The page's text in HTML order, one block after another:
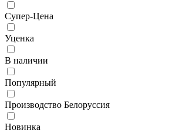
Супер-Цена
Уценка
В наличии
Популярный
Производство Белоруссия
Новинка